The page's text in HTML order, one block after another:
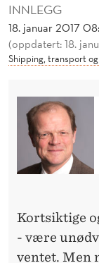
B
U
D
INNLEGG
18. januar 2017
(oppdatert: 18.
Shipping, transport
Kortsiktige
- være
ventet. Men